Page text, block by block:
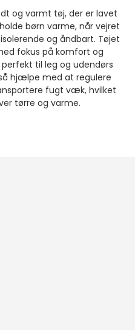
og varmt tøj, der er lavet
børn varme, når vejret
og åndbart. Tøjet
fokus på komfort og
til leg og udendørs
hjælpe med at regulere
fugt væk, hvilket
tørre og varme.